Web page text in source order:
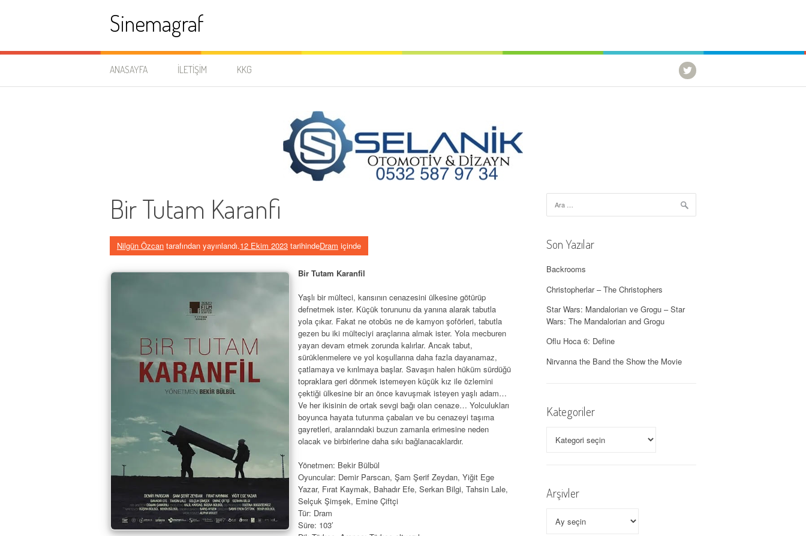
Sinemagraf
ANASAYFA İLETIŞIM KKG
Bir Tutam Karanfi
Nilgün Özcan tarafından yayınlandı.12 Ekim 2023 tarihindeDram içinde
Bir Tutam Karanfil
Yaşlı bir mülteci, karısının cenazesini ülkesine götürüp
defnetmek ister. Küçük torununu da yanına alarak tabutla
yola çıkar. Fakat ne otobüs ne de kamyon şoförleri, tabutla
gezen bu iki mülteciyi araçlarına almak ister. Yola mecburen
yayan devam etmek zorunda kalırlar. Ancak tabut,
sürüklenmelere ve yol koşullarına daha fazla dayanamaz,
çatlamaya ve kırılmaya başlar. Savaşın halen hüküm sürdüğü
topraklara geri dönmek istemeyen küçük kız ile özlemini
çektiği ülkesine bir an önce kavuşmak isteyen yaşlı adam…
Ve her ikisinin de ortak sevgi bağı olan cenaze… Yolculukları
boyunca hayata tutunma çabaları ve bu cenazeyi taşıma
gayretleri, aralarındaki buzun zamanla erimesine neden
olacak ve birbirlerine daha sıkı bağlanacaklardır.
Yönetmen: Bekir Bülbül
Oyuncular: Demir Parscan, Şam Şerif Zeydan, Yiğit Ege
Yazar, Fırat Kaymak, Bahadır Efe, Serkan Bilgi, Tahsin Lale,
Selçuk Şimşek, Emine Çiftçi
Tür: Dram
Süre: 103′
Son Yazılar
Backrooms
Christopherlar – The Christophers
Star Wars: Mandalorian ve Grogu – Star
Wars: The Mandalorian and Grogu
Oflu Hoca 6: Define
Nirvanna the Band the Show the Movie
Kategoriler
Arşivler